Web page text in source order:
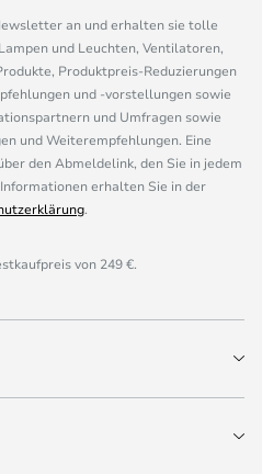
an und erhalten sie tolle
und Leuchten, Ventilatoren,
Produktpreis-Reduzierungen
und -vorstellungen sowie
und Umfragen sowie
und Weiterempfehlungen. Eine
den Abmeldelink, den Sie in jedem
erhalten Sie in der
.
von 249 €.